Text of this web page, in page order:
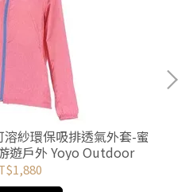
溶紗環保吸排透氣外套-蜜
遊戶外 Yoyo Outdoor